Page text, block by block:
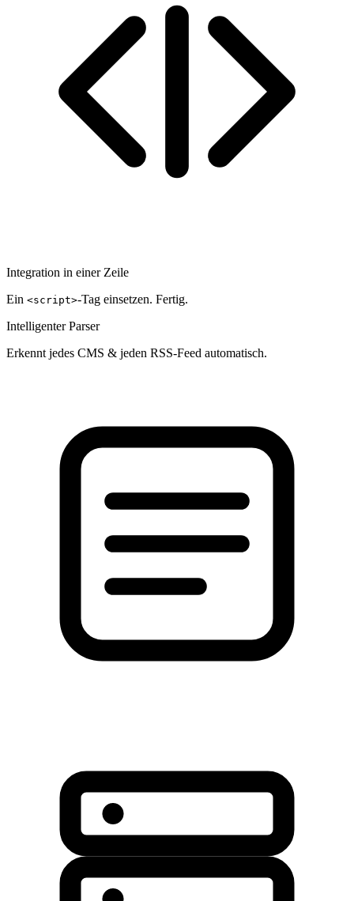
Integration in einer Zeile
Ein <script>-Tag einsetzen. Fertig.
Intelligenter Parser
Erkennt jedes CMS & jeden RSS-Feed automatisch.